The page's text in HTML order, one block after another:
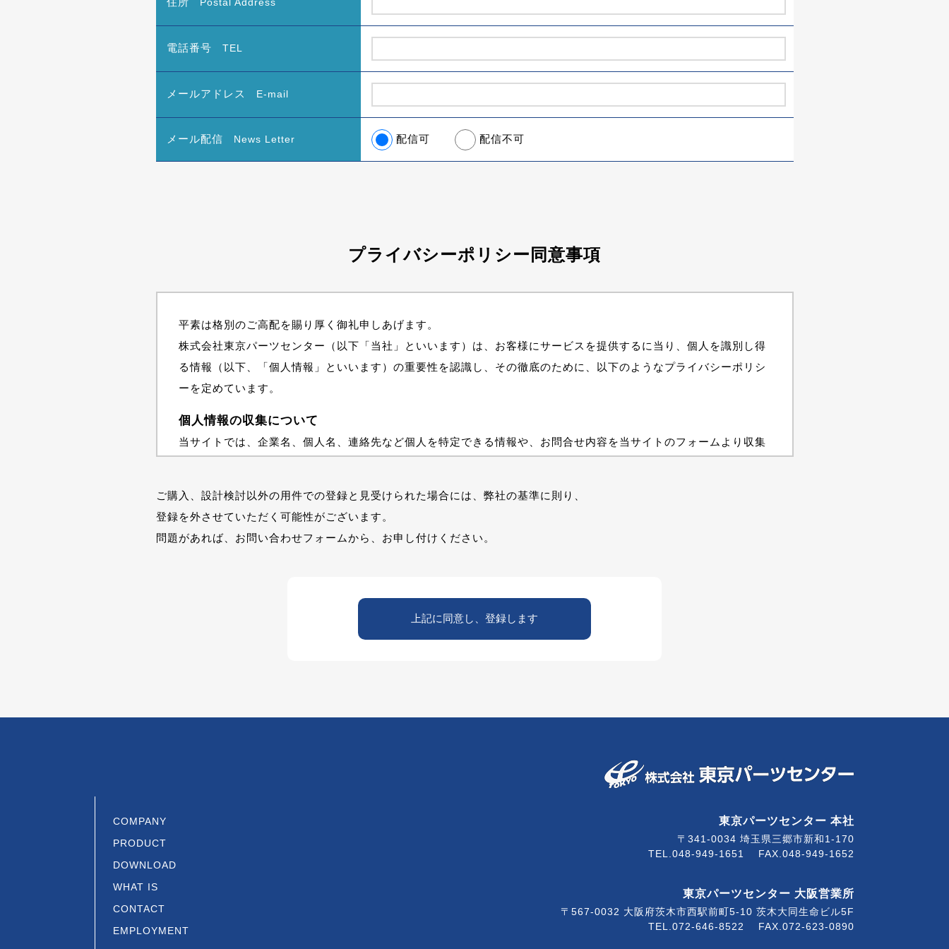
Postal Address
電話番号 TEL
メールアドレス E-mail
メール配信 News Letter 配信可 配信不可
プライバシーポリシー同意事項
平素は格別のご高配を賜り厚く御礼申しあげます。
株式会社東京パーツセンター（以下「当社」といいます）は、お客様にサービスを提供するに当り、個人を識別し得
る情報（以下、「個人情報」といいます）の重要性を認識し、その徹底のために、以下のようなプライバシーポリシ
ーを定めています。
個人情報の収集について
当サイトでは、企業名、個人名、連絡先など個人を特定できる情報や、お問合せ内容を当サイトのフォームより収集
収集の目的と利用について
当社では、お客様の個人情報を以下のような目的で利用させていただきます。
・当社の営む業務およびこれらに付帯するサービスの提供などに利用すること
当サイトで収集した情報は当社以外の第三者とは共有いたしません。
でも、裁判所、警察、税務署、消費者センター、その他の法律や条令などで認められた権限を持つ機関から要請があ
ご購入、設計検討以外の用件での登録と見受けられた場合には、弊社の基準に則り、
登録を外させていただく可能性がございます。
問題があれば、お問い合わせフォームから、お申し付けください。
COMPANY
PRODUCT
DOWNLOAD
WHAT IS
CONTACT
EMPLOYMENT
東京パーツセンター 本社
〒341-0034 埼玉県三郷市新和1-170
TEL.048-949-1651
FAX.048-949-1652
東京パーツセンター 大阪営業所
〒567-0032 大阪府茨木市西駅前町5-10 茨木大同生命ビル5F
TEL.072-646-8522
FAX.072-623-0890